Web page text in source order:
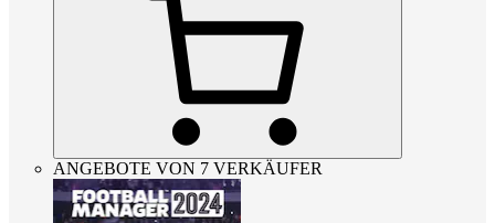
ANGEBOTE VON 7 VERKÄUFER